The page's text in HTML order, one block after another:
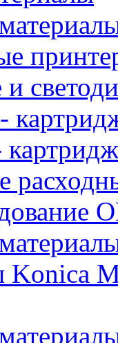
и
Konica